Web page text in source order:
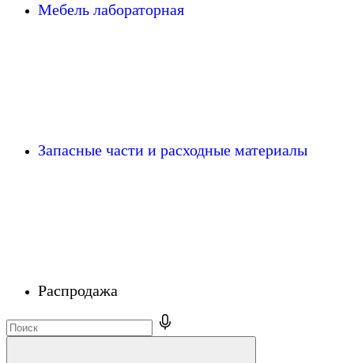
Мебель лабораторная
Запасные части и расходные материалы
Распродажа